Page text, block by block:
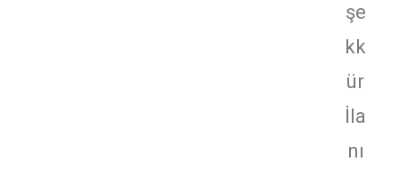
şe
kk
ür
İla
nı